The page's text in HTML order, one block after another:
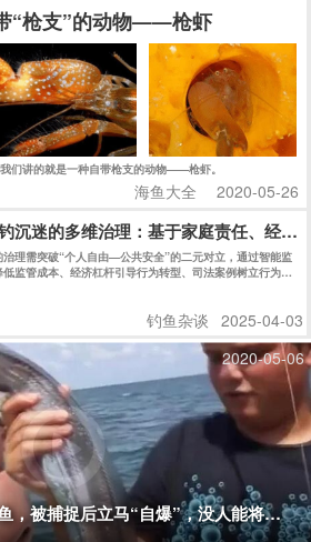
“枪支”的动物——枪虾
们讲的就是一种自带枪支的动物——枪虾。
海鱼大全 2020-05-26
沉迷的多维治理：基于家庭责任、经济
治理需突破“个人自由—公共安全”的二元对立，通过智能监
低监管成本、经济杠杆引导行为转型、司法案例树立行为边
钓鱼杂谈 2025-04-03
2020-05-06
，被捕捉后立马“自爆”，没人能将它活